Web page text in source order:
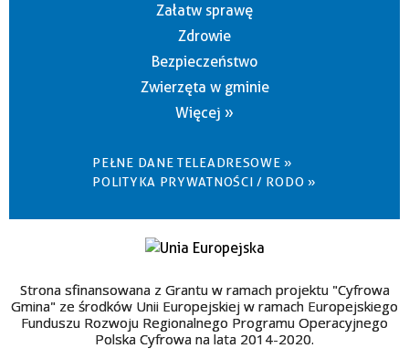
Załatw sprawę
Zdrowie
Bezpieczeństwo
Zwierzęta w gminie
Więcej »
PEŁNE DANE TELEADRESOWE »
POLITYKA PRYWATNOŚCI / RODO »
Strona sfinansowana z Grantu w ramach projektu "Cyfrowa
Gmina" ze środków Unii Europejskiej w ramach Europejskiego
Funduszu Rozwoju Regionalnego Programu Operacyjnego
Polska Cyfrowa na lata 2014-2020.